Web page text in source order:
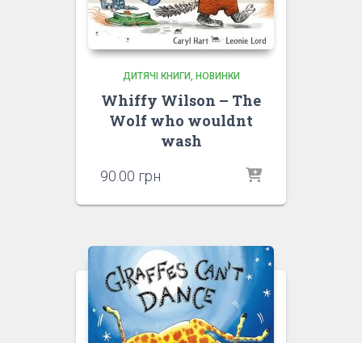
ДИТЯЧІ КНИГИ НОВИНКИ
Whiffy Wilson – The
Wolf who wouldnt
wash
90.00 грн